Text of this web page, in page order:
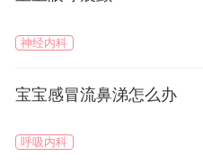
神经内科
宝宝感冒流鼻涕怎么办
呼吸内科